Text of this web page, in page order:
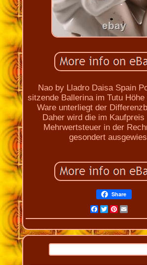
Nao by Lladro Daisa Spain
sitzende Ballerina im Tutu
Ware unterliegt der
Daher wird die im Kaufpreis
Mehrwertsteuer in der
gesondert
Share
Facebook
TwitterEmail